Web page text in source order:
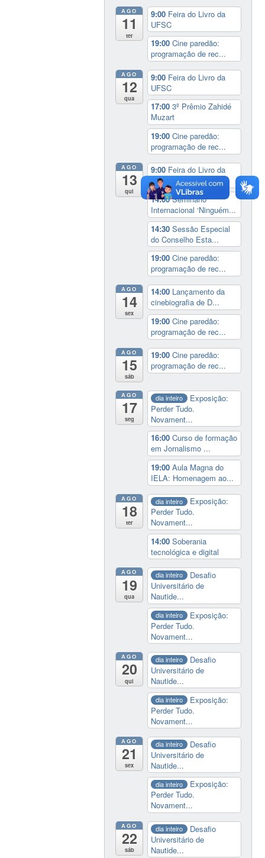
AGO
11
ter
9:00 Feira do Livro da
UFSC
19:00Cine paredão:
programação de rec...
AGO
12
qua
9:00 Feira do Livro da
UFSC
17:003º Prêmio Zahidé
Muzart
19:00Cine paredão:
programação de rec...
AGO
13
qui
9:00 Feira do Livro da
UFSC
14:00Seminário
Internacional ‘Ninguém...
14:30Sessão Especial
do Conselho Esta...
19:00Cine paredão:
programação de rec...
AGO
14
sex
14:00 Lançamento da
cinebiografia de D...
19:00Cine paredão:
programação de rec...
AGO
15
sáb
19:00Cine paredão:
programação de rec...
AGO
17
seg
dia inteiro
Exposição:
Perder Tudo.
Novament...
16:00Curso de formação
em Jornalismo ...
19:00Aula Magna do
IELA: Homenagem ao...
AGO
18
ter
dia inteiro
Exposição:
Perder Tudo.
Novament...
14:00Soberania
tecnológica e digital
AGO
19
qua
dia inteiro
Desafio
Universitário de
Nautide...
dia inteiro
Exposição:
Perder Tudo.
Novament...
AGO
20
qui
dia inteiro
Desafio
Universitário de
Nautide...
dia inteiro
Exposição:
Perder Tudo.
Novament...
AGO
21
sex
dia inteiro
Desafio
Universitário de
Nautide...
dia inteiro
Exposição:
Perder Tudo.
Novament...
AGO
22
sáb
dia inteiro
Desafio
Universitário de
Nautide...